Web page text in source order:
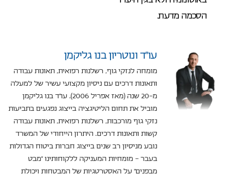
הסכמה מדעת.
עו”ד ונוטריון בנו גליקמן
מומחה לנזקי גוף, רשלנות רפואית, תאונות עבודה
ותאונות דרכים עם ניסיון מקצועי עשיר של למעלה
מ-20 שנה (מאז אפריל 2006). עו"ד בנו גליקמן
מוביל את תחום הליטיגציה בייצוג נפגעים בתביעות
נזקי גוף מורכבות, רשלנות רפואית, תאונות עבודה
קשות ותאונות דרכים. היתרון הייחודי של המשרד
נובע מניסיון רב שנים בייצוג חברות ביטוח הגדולות
בעבר – מומחיות המעניקה ללקוחותינו "מבט
מבפנים" על האסטרטגיות של המבטחות ויכולת